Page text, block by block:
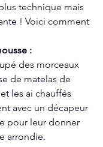
technique mais
! Voici comment
:
des morceaux
de matelas de
les ai chauffés
avec un décapeur
pour leur donner
arrondie.